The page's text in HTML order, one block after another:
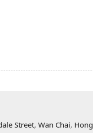
Street, Wan Chai, Hong